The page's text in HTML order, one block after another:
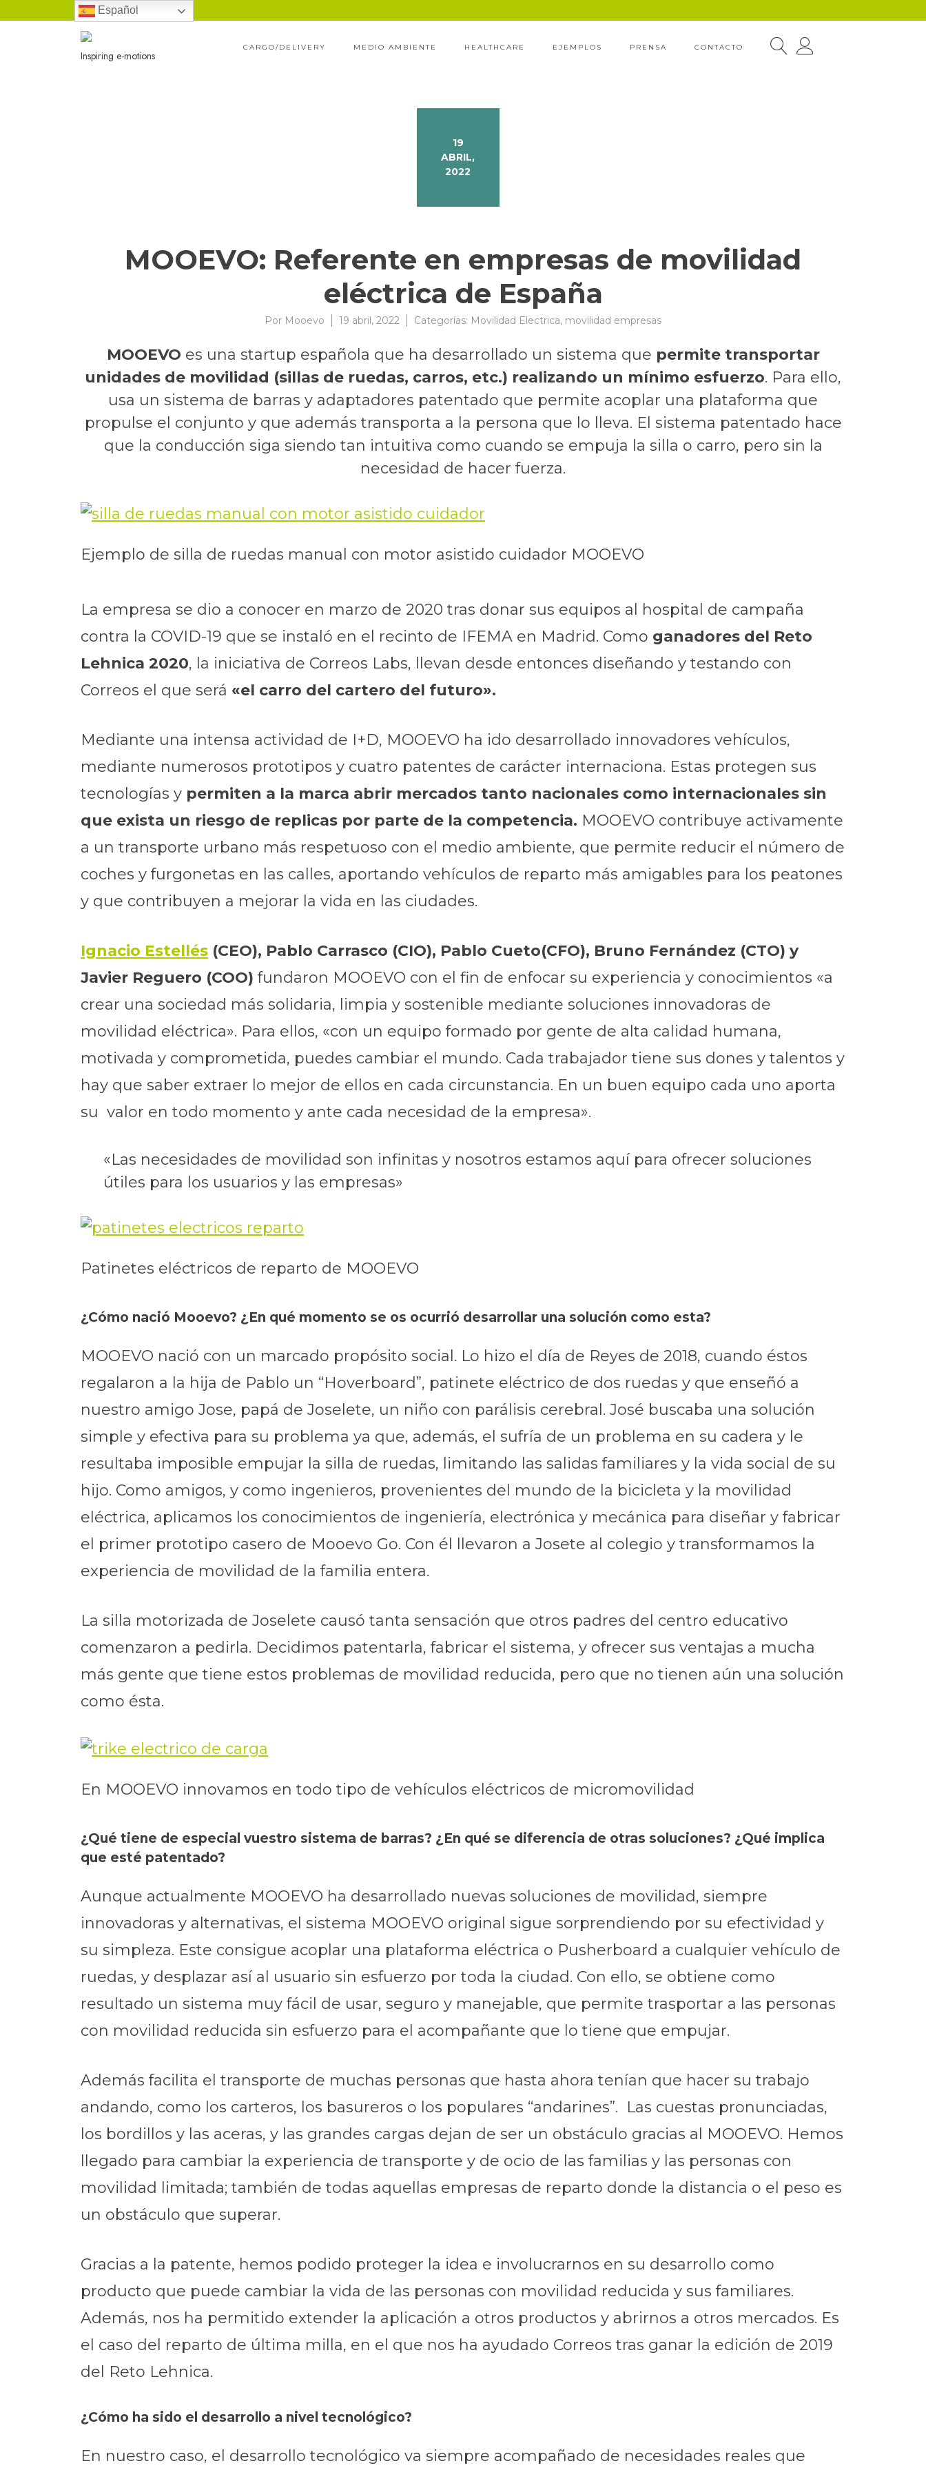
Inspiring e-motions
CARGO/DELIVERY MEDIO AMBIENTE HEALTHCARE EJEMPLOS PRENSA CONTACTO
19
ABRIL,
2022
MOOEVO: Referente en empresas de movilidad
eléctrica de España
Por Mooevo 19 abril, 2022 Categorías: Movilidad Electrica, movilidad empresas
MOOEVO es una startup española que ha desarrollado un sistema que permite transportar
unidades de movilidad (sillas de ruedas, carros, etc.) realizando un mínimo esfuerzo. Para ello,
usa un sistema de barras y adaptadores patentado que permite acoplar una plataforma que
propulse el conjunto y que además transporta a la persona que lo lleva. El sistema patentado hace
que la conducción siga siendo tan intuitiva como cuando se empuja la silla o carro, pero sin la
necesidad de hacer fuerza.
Ejemplo de silla de ruedas manual con motor asistido cuidador MOOEVO
La empresa se dio a conocer en marzo de 2020 tras donar sus equipos al hospital de campaña
contra la COVID-19 que se instaló en el recinto de IFEMA en Madrid. Como ganadores del Reto
Lehnica 2020, la iniciativa de Correos Labs, llevan desde entonces diseñando y testando con
Correos el que será «el carro del cartero del futuro».
Mediante una intensa actividad de I+D, MOOEVO ha ido desarrollado innovadores vehículos,
mediante numerosos prototipos y cuatro patentes de carácter internaciona. Estas protegen sus
tecnologías y permiten a la marca abrir mercados tanto nacionales como internacionales sin
que exista un riesgo de replicas por parte de la competencia. MOOEVO contribuye activamente
a un transporte urbano más respetuoso con el medio ambiente, que permite reducir el número de
coches y furgonetas en las calles, aportando vehículos de reparto más amigables para los peatones
y que contribuyen a mejorar la vida en las ciudades.
Ignacio Estellés (CEO), Pablo Carrasco (CIO), Pablo Cueto(CFO), Bruno Fernández (CTO) y
Javier Reguero (COO) fundaron MOOEVO con el fin de enfocar su experiencia y conocimientos «a
crear una sociedad más solidaria, limpia y sostenible mediante soluciones innovadoras de
movilidad eléctrica». Para ellos, «con un equipo formado por gente de alta calidad humana,
motivada y comprometida, puedes cambiar el mundo. Cada trabajador tiene sus dones y talentos y
hay que saber extraer lo mejor de ellos en cada circunstancia. En un buen equipo cada uno aporta
su valor en todo momento y ante cada necesidad de la empresa».
«Las necesidades de movilidad son infinitas y nosotros estamos aquí para ofrecer soluciones
útiles para los usuarios y las empresas»
Patinetes eléctricos de reparto de MOOEVO
¿Cómo nació Mooevo? ¿En qué momento se os ocurrió desarrollar una solución como esta?
MOOEVO nació con un marcado propósito social. Lo hizo el día de Reyes de 2018, cuando éstos
regalaron a la hija de Pablo un “Hoverboard”, patinete eléctrico de dos ruedas y que enseñó a
nuestro amigo Jose, papá de Joselete, un niño con parálisis cerebral. José buscaba una solución
simple y efectiva para su problema ya que, además, el sufría de un problema en su cadera y le
resultaba imposible empujar la silla de ruedas, limitando las salidas familiares y la vida social de su
hijo. Como amigos, y como ingenieros, provenientes del mundo de la bicicleta y la movilidad
eléctrica, aplicamos los conocimientos de ingeniería, electrónica y mecánica para diseñar y fabricar
el primer prototipo casero de Mooevo Go. Con él llevaron a Josete al colegio y transformamos la
experiencia de movilidad de la familia entera.
La silla motorizada de Joselete causó tanta sensación que otros padres del centro educativo
comenzaron a pedirla. Decidimos patentarla, fabricar el sistema, y ofrecer sus ventajas a mucha
más gente que tiene estos problemas de movilidad reducida, pero que no tienen aún una solución
como ésta.
En MOOEVO innovamos en todo tipo de vehículos eléctricos de micromovilidad
¿Qué tiene de especial vuestro sistema de barras? ¿En qué se diferencia de otras soluciones? ¿Qué implica
que esté patentado?
Aunque actualmente MOOEVO ha desarrollado nuevas soluciones de movilidad, siempre
innovadoras y alternativas, el sistema MOOEVO original sigue sorprendiendo por su efectividad y
su simpleza. Este consigue acoplar una plataforma eléctrica o Pusherboard a cualquier vehículo de
ruedas, y desplazar así al usuario sin esfuerzo por toda la ciudad. Con ello, se obtiene como
resultado un sistema muy fácil de usar, seguro y manejable, que permite trasportar a las personas
con movilidad reducida sin esfuerzo para el acompañante que lo tiene que empujar.
Además facilita el transporte de muchas personas que hasta ahora tenían que hacer su trabajo
andando, como los carteros, los basureros o los populares “andarines”. Las cuestas pronunciadas,
los bordillos y las aceras, y las grandes cargas dejan de ser un obstáculo gracias al MOOEVO. Hemos
llegado para cambiar la experiencia de transporte y de ocio de las familias y las personas con
movilidad limitada; también de todas aquellas empresas de reparto donde la distancia o el peso es
un obstáculo que superar.
Gracias a la patente, hemos podido proteger la idea e involucrarnos en su desarrollo como
producto que puede cambiar la vida de las personas con movilidad reducida y sus familiares.
Además, nos ha permitido extender la aplicación a otros productos y abrirnos a otros mercados. Es
el caso del reparto de última milla, en el que nos ha ayudado Correos tras ganar la edición de 2019
del Reto Lehnica.
¿Cómo ha sido el desarrollo a nivel tecnológico?
En nuestro caso, el desarrollo tecnológico va siempre acompañado de necesidades reales que
Español